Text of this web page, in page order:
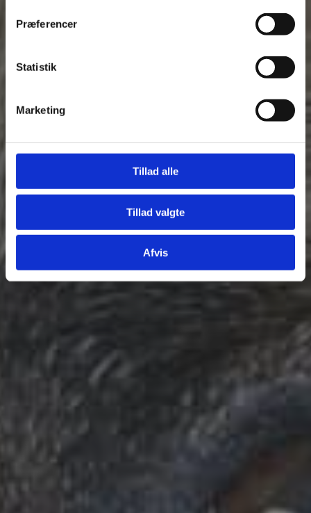
Præferencer
Statistik
Marketing
Tillad alle
Tillad valgte
Afvis
Tilføj filer (max 5)
Bliv kontaktet